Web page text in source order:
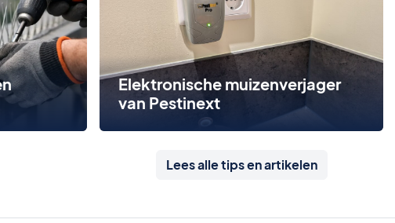
Elektronische muizenverjager
van Pestinext
Lees alle tips en artikelen